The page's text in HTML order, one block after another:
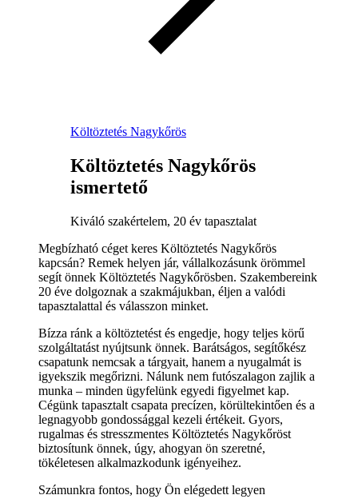
Költöztetés Nagykőrös
Költöztetés Nagykőrös
ismertető
Kiváló szakértelem, 20 év tapasztalat
Megbízható céget keres Költöztetés Nagykőrös
kapcsán? Remek helyen jár, vállalkozásunk örömmel
segít önnek Költöztetés Nagykőrösben. Szakembereink
20 éve dolgoznak a szakmájukban, éljen a valódi
tapasztalattal és válasszon minket.
Bízza ránk a költöztetést és engedje, hogy teljes körű
szolgáltatást nyújtsunk önnek. Barátságos, segítőkész
csapatunk nemcsak a tárgyait, hanem a nyugalmát is
igyekszik megőrizni. Nálunk nem futószalagon zajlik a
munka – minden ügyfelünk egyedi figyelmet kap.
Cégünk tapasztalt csapata precízen, körültekintően és a
legnagyobb gondossággal kezeli értékeit. Gyors,
rugalmas és stresszmentes Költöztetés Nagykőröst
biztosítunk önnek, úgy, ahogyan ön szeretné,
tökéletesen alkalmazkodunk igényeihez.
Számunkra fontos, hogy Ön elégedett legyen